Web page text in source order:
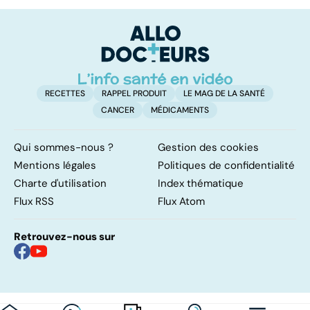
solution ?
RECETTES RAPPEL PRODUIT
LE MAG DE LA SANTÉ
CANCER
MÉDICAMENTS
Qui sommes-nous ?
Gestion des cookies
Mentions légales
Politiques de confidentialité
Charte d'utilisation
Index thématique
Flux RSS
Flux Atom
Retrouvez-nous sur